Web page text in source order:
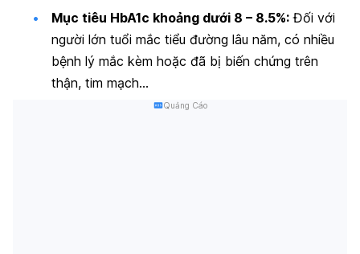
Mục tiêu HbA1c khoảng dưới 8 – 8.5%: Đối với
người lớn tuổi mắc tiểu đường lâu năm, có nhiều
bệnh lý mắc kèm hoặc đã bị biến chứng trên
thận, tim mạch…
Quảng Cáo